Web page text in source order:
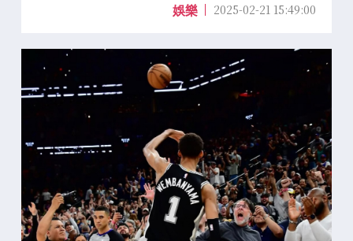
娛樂 2025-02-21 15:49:00